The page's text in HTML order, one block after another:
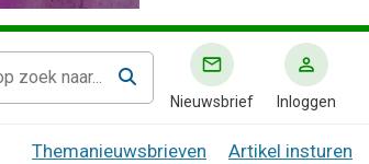
Nieuwsbrief Inloggen
Themanieuwsbrieven Artikel insturen